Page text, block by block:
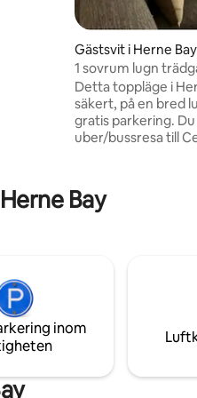
Gästsvit i Herne Bay
1 sovrum lugn
Bay
Detta toppläge i
säkert, på en bred
gratis parkering.
uber/bussresa till
motorvägsramper
bilresa.
utsikt över
Bay
inom